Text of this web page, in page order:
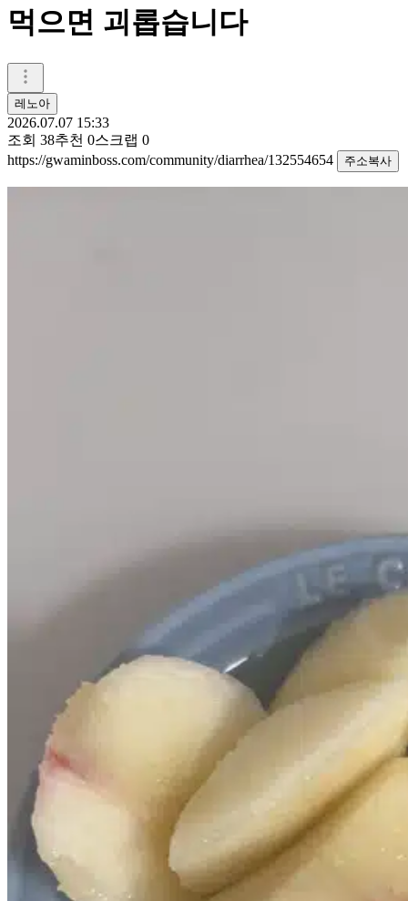
먹으면 괴롭습니다
레노아
2026.07.07 15:33
조회 38추천 0스크랩 0
https://gwaminboss.com/community/diarrhea/132554654
주소복사